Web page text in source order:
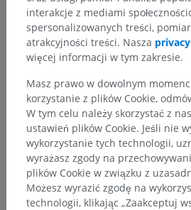
interakcje z mediami
spersonalizowanych treści,
atrakcyjności treści. Nasza
więcej informacji w tym zakresie.
Masz prawo w dowolnym
korzystanie z plików Cookie,
W tym celu należy skorzystać z
ustawień plików Cookie. Jeśli nie
wykorzystanie tych technologii,
wyrażasz zgody na
plików Cookie w związku z
Możesz wyrazić zgodę na
technologii, klikając „Zaakceptuj